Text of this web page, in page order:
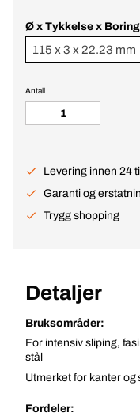
Ø x Tykkelse x Boring
115 x 3 x 22.23 mm
Antall
Levering innen 24
Garanti og
Trygg shopping
Detaljer
Bruksområder:
For intensiv sliping,
stål
Utmerket for kanter og
Fordeler: